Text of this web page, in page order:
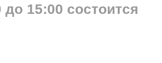
до 15:00 состоится